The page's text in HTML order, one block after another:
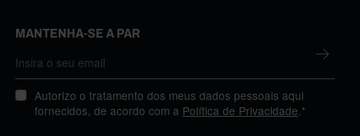
MANTENHA-SE A PAR
Autorizo o tratamento dos meus dados pessoais aqui
fornecidos, de acordo com a Política de Privacidade .*